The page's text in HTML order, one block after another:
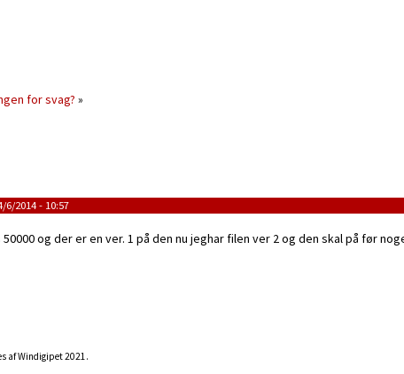
for svag? »
6/2014 - 10:57
og der er en ver. 1 på den nu jeghar filen ver 2 og den skal på før
af Windigipet 2021.